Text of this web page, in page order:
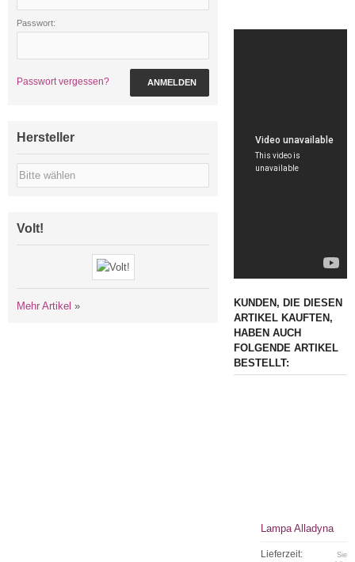
KUNDEN, DIE DIESEN
ARTIKEL KAUFTEN,
HABEN AUCH
FOLGENDE ARTIKEL
BESTELLT:
Lampa Alladyna
Lieferzeit:
Sie
Passwort:
Passwort vergessen? ANMELDEN
Hersteller
Volt!
Mehr Artikel »